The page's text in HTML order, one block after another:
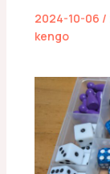
2024-10-06 /
kengo